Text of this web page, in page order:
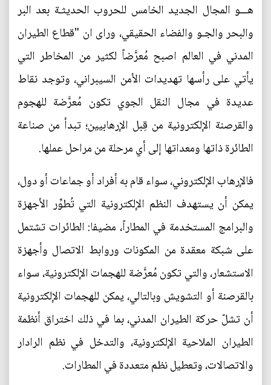
هـــو المجال الجديد الخامس للحروب الحديثـة بعد البر
والبحر والجـو والفضاء الحقيقي، وراى ان "قطاع الطيران
المدني في العالم اصبح مُعرَّضاً لكثير من المخاطر التي
يأتي على رأسها تهديدات الأمن السيبراني، وتوجد نقاط
عديدة في مجال النقل الجوي تكون مُعرَّضة للهجوم
والقرصنة الإلكترونية من قِبل الإرهابيين؛ تبدأ من صناعة
الطائرة ذاتها ومعداتها إلى أي مرحلة من مراحل عملها.
فالإرهاب الإلكتروني، سواء قام به أفراد أو جماعات أو دول،
يمكن أن يستهدف النظم الإلكترونية التي تُطوِّر الأجهزة
والبرامج المستخدمة في المطاراً، مضيفا: الطائرات تشتمل
على شبكة معقدة من المكونات وروابط الاتصال وأجهزة
الاستشعار، والتي تكون مُعرَّضة للهجمات الإلكترونية، سواء
بالقرصنة أو التشويش وبالتالي، يمكن للهجمات الإلكترونية
أن تشلّ حركة الطيران المدني، بما في ذلك اختراق أنظمة
الطيران الملاحية الإلكترونية، والتدخل في نظم الرادار
والاتصالات، وتعطيل نظم متعددة في المطارات.